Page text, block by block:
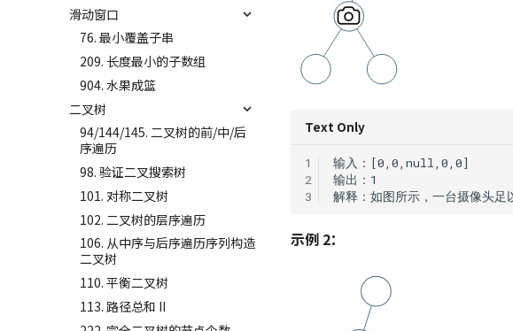
滑动窗口
76. 最小覆盖子串
209. 长度最小的子数组
904. 水果成篮
二叉树
94/144/145. 二叉树的前/中/后
序遍历
98. 验证二叉搜索树
101. 对称二叉树
102. 二叉树的层序遍历
106. 从中序与后序遍历序列构造
二叉树
110. 平衡二叉树
113. 路径总和 II
Text Only
1
2
3
示例 2：